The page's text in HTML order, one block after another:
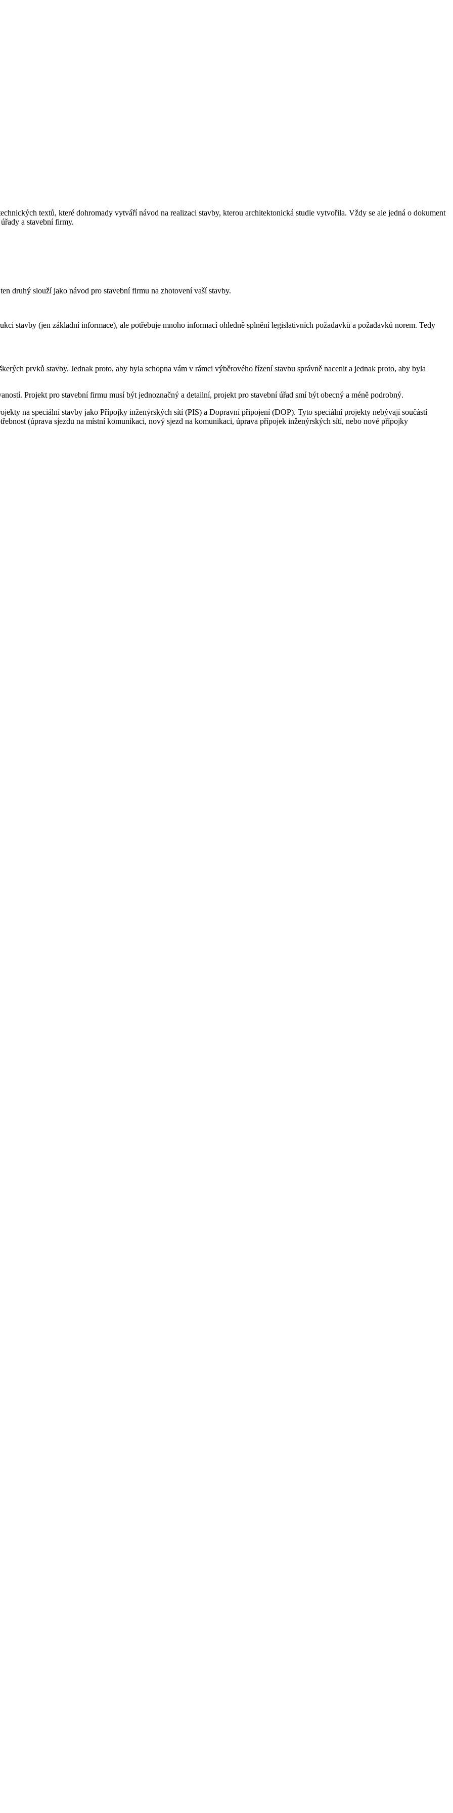
textů, které dohromady vytváří návod na realizaci stavby, kterou architektonická studie vytvořila. Vždy se ale jedná o dokument
a stavební firmy.
druhý slouží jako návod pro stavební firmu na zhotovení vaší stavby.
stavby (jen základní informace), ale potřebuje mnoho informací ohledně splnění legislativních požadavků a požadavků norem. Tedy
prvků stavby. Jednak proto, aby byla schopna vám v rámci výběrového řízení stavbu správně nacenit a jednak proto, aby byla
Projekt pro stavební firmu musí být jednoznačný a detailní, projekt pro stavební úřad smí být obecný a méně podrobný.
na speciální stavby jako Přípojky inženýrských sítí (PIS) a Dopravní připojení (DOP). Tyto speciální projekty nebývají součástí
(úprava sjezdu na místní komunikaci, nový sjezd na komunikaci, úprava přípojek inženýrských sítí, nebo nové přípojky